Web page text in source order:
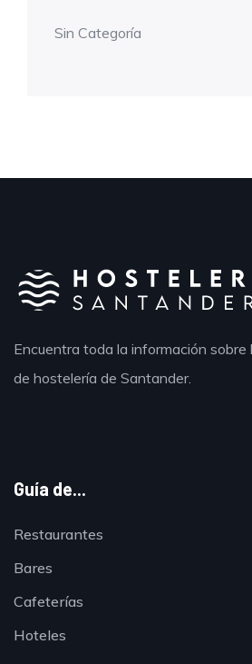
Sin Categoría
Encuentra toda la información sobre
de hostelería de Santander.
Guía de...
Restaurantes
Bares
Cafeterías
Hoteles